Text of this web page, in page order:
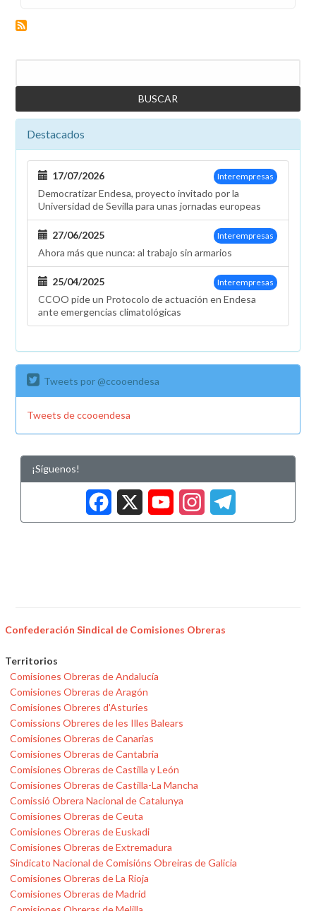
térmica
Ibiza
Destacados
Interempresas
17/07/2026
Democratizar Endesa, proyecto invitado por la
Universidad de Sevilla para unas jornadas europeas
Interempresas
27/06/2025
Ahora más que nunca: al trabajo sin armarios
Interempresas
25/04/2025
CCOO pide un Protocolo de actuación en Endesa
ante emergencias climatológicas
Tweets por @ccooendesa
Tweets de ccooendesa
¡Síguenos!
Facebook
X
Confederación Sindical de Comisiones Obreras
Territorios
Comisiones Obreras de Andalucía
Comisiones Obreras de Aragón
Comisiones Obreres d'Asturies
Comissions Obreres de les Illes Balears
Comisiones Obreras de Canarias
Comisiones Obreras de Cantabria
Comisiones Obreras de Castilla y León
Comisiones Obreras de Castilla-La Mancha
Comissió Obrera Nacional de Catalunya
Comisiones Obreras de Ceuta
Comisiones Obreras de Euskadi
Comisiones Obreras de Extremadura
Sindicato Nacional de Comisións Obreiras de Galicia
Comisiones Obreras de La Rioja
Comisiones Obreras de Madrid